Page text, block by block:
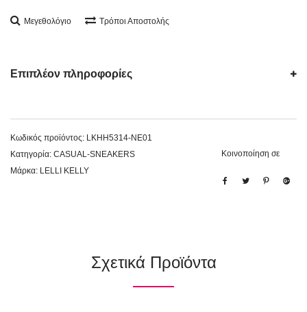
Μεγεθολόγιο Τρόποι Αποστολής
Επιπλέον πληροφορίες
Κωδικός προϊόντος: LKHH5314-NE01
Κατηγορία: CASUAL-SNEAKERS
Μάρκα: LELLI KELLY
Κοινοποίηση σε
Σχετικά Προϊόντα